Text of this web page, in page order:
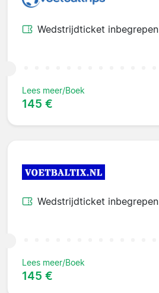
Wedstrijdticket inbegrepen
Lees meer/Boek
145 €
Wedstrijdticket inbegrepen
Lees meer/Boek
145 €